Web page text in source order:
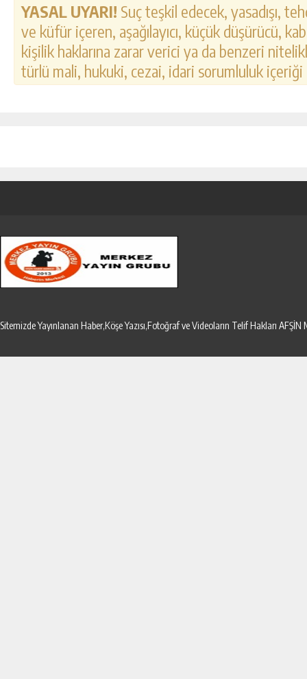
YASAL UYARI! Suç teşkil edecek, yasadışı,
ve küfür içeren, aşağılayıcı, küçük düşürücü,
kişilik haklarına zarar verici ya da benzeri
türlü mali, hukuki, cezai, idari sorumluluk
Sitemizde Yayınlanan Haber,Köşe Yazısı,Fotoğraf ve Videoların Telif Hakları